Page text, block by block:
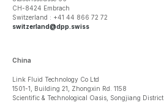
CH-8424 Embrach
Switzerland : +41 44 866 72 72
switzerland@dpp.swiss
China
Link Fluid Technology Co Ltd
1501-1, Building 21, Zhongxin Rd. 1158
Scientific & Technological Oasis, Songjiang District